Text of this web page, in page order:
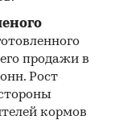
Bank).
продажи в
Рост
кормов